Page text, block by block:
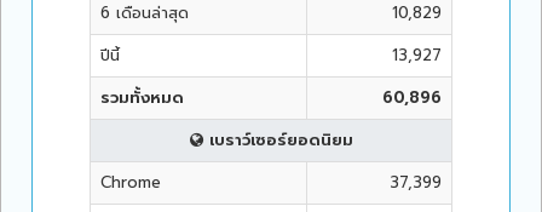
6 เดือนล่าสุด
10,829
ปีนี้
13,927
รวมทั้งหมด
60,896
เบราว์เซอร์ยอดนิยม
Chrome
37,399